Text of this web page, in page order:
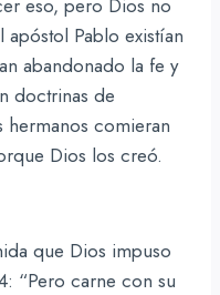
eso, pero Dios no
Pablo existían
abandonado la fe y
doctrinas de
comieran
Dios los creó.
que Dios impuso
“Pero carne con su